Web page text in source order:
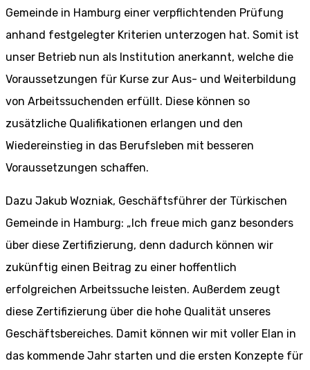
Gemeinde in Hamburg einer verpflichtenden Prüfung
anhand festgelegter Kriterien unterzogen hat. Somit ist
unser Betrieb nun als Institution anerkannt, welche die
Voraussetzungen für Kurse zur Aus- und Weiterbildung
von Arbeitssuchenden erfüllt. Diese können so
zusätzliche Qualifikationen erlangen und den
Wiedereinstieg in das Berufsleben mit besseren
Voraussetzungen schaffen.
Dazu Jakub Wozniak, Geschäftsführer der Türkischen
Gemeinde in Hamburg: „Ich freue mich ganz besonders
über diese Zertifizierung, denn dadurch können wir
zukünftig einen Beitrag zu einer hoffentlich
erfolgreichen Arbeitssuche leisten. Außerdem zeugt
diese Zertifizierung über die hohe Qualität unseres
Geschäftsbereiches. Damit können wir mit voller Elan in
das kommende Jahr starten und die ersten Konzepte für